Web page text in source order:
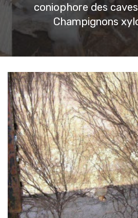
coniophore des
Champignons